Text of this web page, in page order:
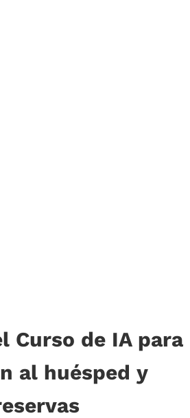
Curso de IA para
al huésped y